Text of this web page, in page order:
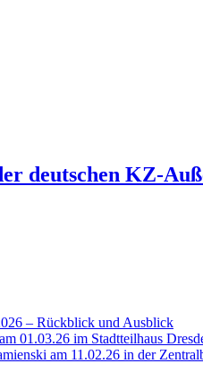
deutschen KZ-
– Rückblick und Ausblick
01.03.26 im Stadtteilhaus
am 11.02.26 in der